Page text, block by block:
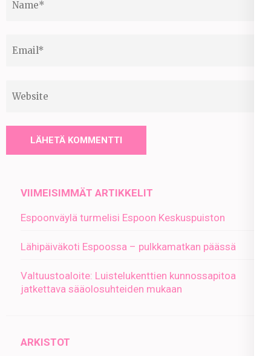
VIIMEISIMMÄT ARTIKKELIT
Espoonväylä turmelisi Espoon Keskuspuiston
Lähipäiväkoti Espoossa – pulkkamatkan päässä
Valtuustoaloite: Luistelukenttien kunnossapitoa
jatkettava sääolosuhteiden mukaan
ARKISTOT